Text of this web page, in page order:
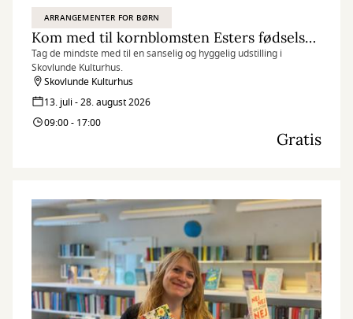
ARRANGEMENTER FOR BØRN
Kom med til kornblomsten Esters fødselsdag
Tag de mindste med til en sanselig og hyggelig udstilling i
Skovlunde Kulturhus.
Skovlunde Kulturhus
13. juli - 28. august 2026
09:00 - 17:00
Gratis